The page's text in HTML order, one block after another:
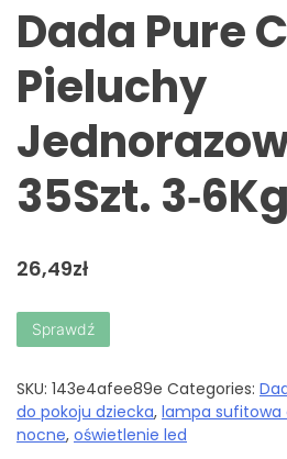
Dada Pure
Pieluchy
35Szt. 3‑6Kg
26,49zł
Sprawdź
SKU: 143e4afee89e Categories:
do pokoju dziecka, lampa sufitowa
nocne, oświetlenie led